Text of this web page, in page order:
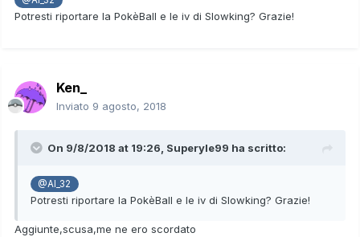
Potresti riportare la PokèBall e le iv di Slowking? Grazie!
Ken_
Inviato 9 agosto, 2018
On 9/8/2018 at 19:26, Superyle99 ha scritto:
@Al_32
Potresti riportare la PokèBall e le iv di Slowking? Grazie!
Aggiunte,scusa,me ne ero scordato